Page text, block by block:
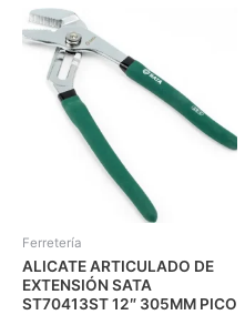
Ferretería
ALICATE ARTICULADO DE
EXTENSIÓN SATA
ST70413ST 12″ 305MM PICO